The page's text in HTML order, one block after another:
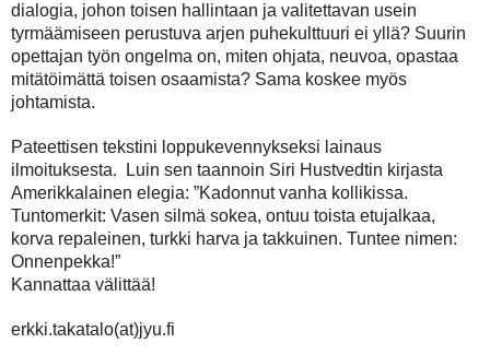
dialogia, johon toisen hallintaan ja valitettavan usein
tyrmäämiseen perustuva arjen puhekulttuuri ei yllä? Suurin
opettajan työn ongelma on, miten ohjata, neuvoa, opastaa
mitätöimättä toisen osaamista? Sama koskee myös
johtamista.
Pateettisen tekstini loppukevennykseksi lainaus
ilmoituksesta.
Luin sen taannoin Siri Hustvedtin kirjasta
Amerikkalainen elegia: ”Kadonnut vanha kollikissa.
Tuntomerkit: Vasen silmä sokea, ontuu toista etujalkaa,
korva repaleinen, turkki harva ja takkuinen. Tuntee nimen:
Onnenpekka!”
Kannattaa välittää!
erkki.takatalo(at)jyu.fi